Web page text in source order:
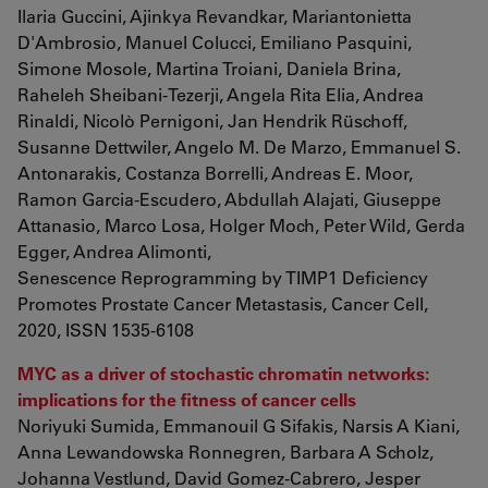
Ilaria Guccini, Ajinkya Revandkar, Mariantonietta
D'Ambrosio, Manuel Colucci, Emiliano Pasquini,
Simone Mosole, Martina Troiani, Daniela Brina,
Raheleh Sheibani-Tezerji, Angela Rita Elia, Andrea
Rinaldi, Nicolò Pernigoni, Jan Hendrik Rüschoff,
Susanne Dettwiler, Angelo M. De Marzo, Emmanuel S.
Antonarakis, Costanza Borrelli, Andreas E. Moor,
Ramon Garcia-Escudero, Abdullah Alajati, Giuseppe
Attanasio, Marco Losa, Holger Moch, Peter Wild, Gerda
Egger, Andrea Alimonti,
Senescence Reprogramming by TIMP1 Deficiency
Promotes Prostate Cancer Metastasis, Cancer Cell,
2020, ISSN 1535-6108
MYC as a driver of stochastic chromatin networks:
implications for the fitness of cancer cells
Noriyuki Sumida, Emmanouil G Sifakis, Narsis A Kiani,
Anna Lewandowska Ronnegren, Barbara A Scholz,
Johanna Vestlund, David Gomez-Cabrero, Jesper